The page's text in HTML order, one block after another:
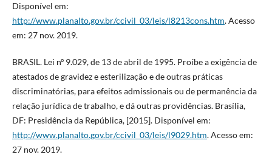
Disponível em:
http://www.planalto.gov.br/ccivil_03/leis/l8213cons.htm. Acesso
em: 27 nov. 2019.
BRASIL. Lei nº 9.029, de 13 de abril de 1995. Proíbe a exigência de
atestados de gravidez e esterilização e de outras práticas
discriminatórias, para efeitos admissionais ou de permanência da
relação jurídica de trabalho, e dá outras providências. Brasília,
DF: Presidência da República, [2015]. Disponível em:
http://www.planalto.gov.br/ccivil_03/leis/l9029.htm. Acesso em:
27 nov. 2019.